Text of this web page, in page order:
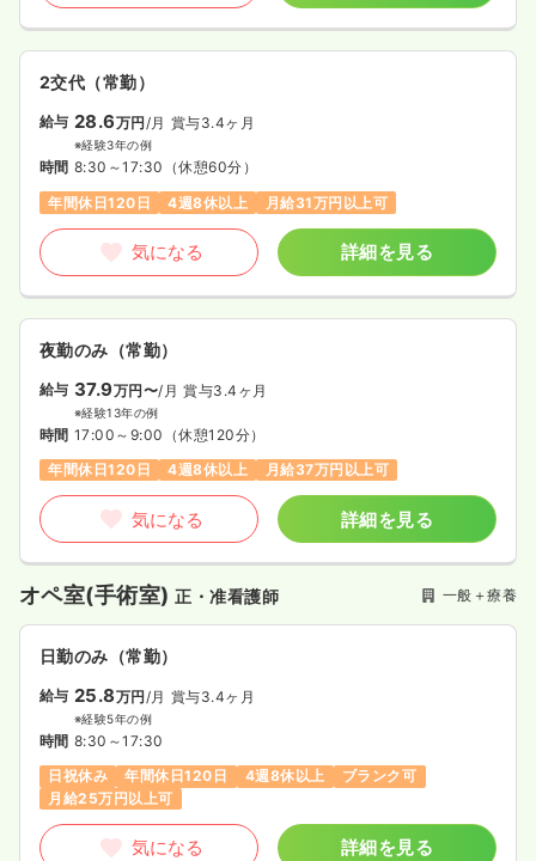
2交代（常勤）
給与 28.6万円/月 賞与3.4ヶ月
※経験3年の例
時間 8:30～17:30 （休憩60分）
年間休日120日
4週8休以上 月給31万円以上可
気になる 詳細を見る
夜勤のみ（常勤）
給与 37.9万円〜/月 賞与3.4ヶ月
※経験13年の例
時間 17:00～9:00 （休憩120分）
年間休日120日
4週8休以上 月給37万円以上可
気になる 詳細を見る
オペ室(手術室)正・准看護師 一般＋療養
日勤のみ（常勤）
給与 25.8万円/月 賞与3.4ヶ月
※経験5年の例
時間 8:30～17:30
日祝休み
年間休日120日 4週8休以上
ブランク可
月給25万円以上可
気になる 詳細を見る